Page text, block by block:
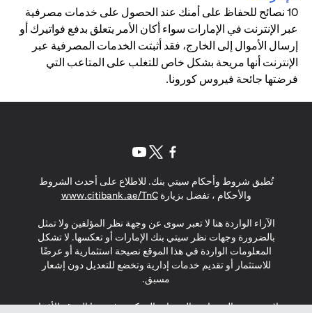
10 نصائح للحفاظ على أمنك عند الحصول على خدمات مصرفية
عبر الإنترنت في الإمارات سواء أكان الأمر يتعلق بدفع فواتيرك أو
إرسال الأموال إلى الخارج، فقد أثبتت الخدمات المصرفية عبر
الإنترنت أنها مريحة بشكل خاص للتغلب على المتاعب التي
فرضتها جائحة فيروس كورونا.
تُطبق شروط وأحكام سيتي بنك. للاطلاع على أحدث الشروط
والأحكام ، تفضل بزيارةwww.citibank.ae/TnC
(opens in a new tab)
الآراء الواردة هنا لا تعبر سوى عن وجهة نظر المؤلفين ولا تمثل
بالضرورة وجهات نظر سيتي بنك الإمارات أو تعكسها. لا تشكل
المعلومات الواردة في هذا الموقع نصيحة استثمارية أو عرضًا
للاستثمار أو تقديم خدمات إدارية وتخضع للتعديل دون إشعار
مسبق.
لا يتم تقديم المنتجات والخدمات المذكورة في هذا الموقع للأفراد